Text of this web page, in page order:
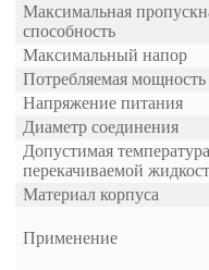
Максимальная
способность
Максимальный напор
Потребляемая мощность
Напряжение питания
Диаметр соединения
Допустимая температура
перекачиваемой
Материал корпуса
Применение